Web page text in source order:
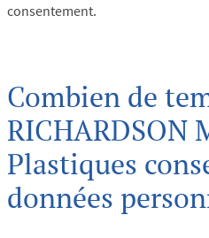
consentement.
Combien de
RICHARDSON
Plastiques
données